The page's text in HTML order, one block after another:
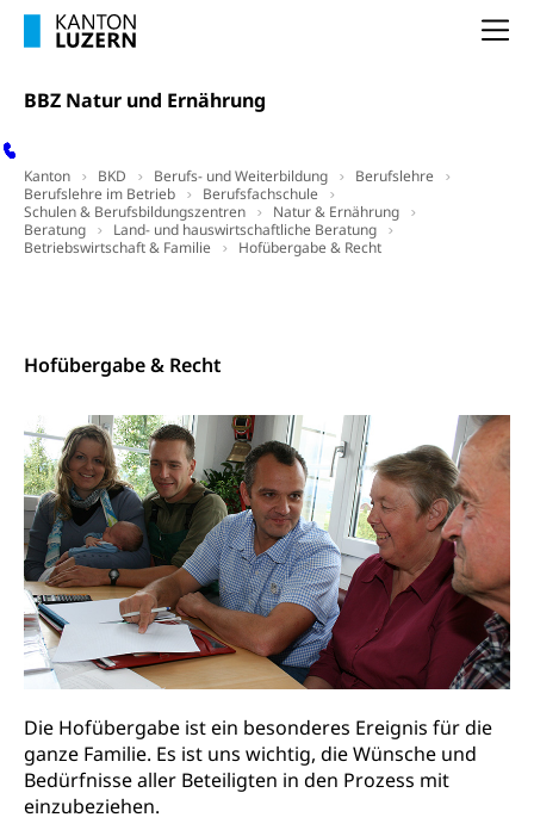
BBZ Natur und Ernährung
Kanton BKD Berufs- und Weiterbildung
Berufslehre
Berufslehre im Betrieb
Berufsfachschule
Schulen & Berufsbildungszentren
Natur & Ernährung
Beratung
Land- und hauswirtschaftliche Beratung
Betriebswirtschaft & Familie
Hofübergabe & Recht
Hofübergabe & Recht
Die Hofübergabe ist ein besonderes Ereignis für die
ganze Familie. Es ist uns wichtig, die Wünsche und
Bedürfnisse aller Beteiligten in den Prozess mit
einzubeziehen.
Verkehrsverbund Luzern VVL
Schifffahrt
Autoverkehr, Lastwagenverkehr, Schwerverkehr,
leistungsabhängige Schwerverkehrsabgabe,
Langsamverkehr, Transportmittel, Auto, Motorrad,
Individualverkehr
Strassenverkehrsamt
Kantonsstrassen
Geburt, Heirat, Ehe, Partnerschaft, Tod,
Zivilstandsamt, Zivilstandsregiste
Zivilstandswesen
Adoption
Adoptivkind, Adoptiveltern, Adoptionsvermittlung,
Adoptionsverfahren, elterliche Gewalt, elterliche
Sorge
Adoption
Aufenthaltsbewilligungen
Niederlassungsbewilligung, Aufenthalt,
Niederlassung, Wohnsitz
Amt für Migration
Ausweise und Bescheinigungen
Reisepass, Identitätskarte, Visum, Geburtsurkunde